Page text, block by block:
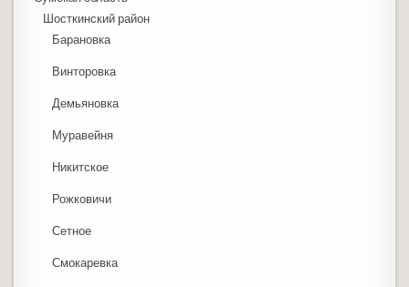
Шосткинский район
Барановка
Винторовка
Демьяновка
Муравейня
Никитское
Рожковичи
Сетное
Смокаревка